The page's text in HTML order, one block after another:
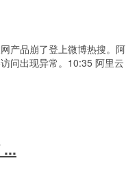
产品崩了登上微博热搜。阿
问出现异常。10:35 阿里云
...